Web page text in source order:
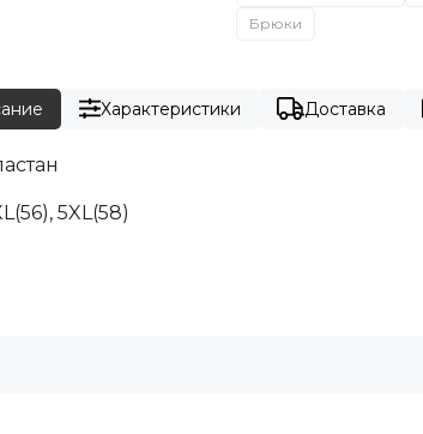
Брюки
Характеристики Доставка
5XL(58)